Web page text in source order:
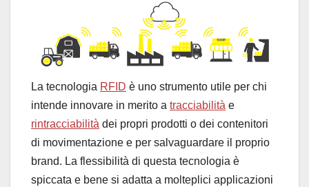
La tecnologia RFID è uno strumento utile per chi
intende innovare in merito a tracciabilità e
rintracciabilità dei propri prodotti o dei contenitori
di movimentazione e per salvaguardare il proprio
brand. La flessibilità di questa tecnologia è
spiccata e bene si adatta a molteplici applicazioni